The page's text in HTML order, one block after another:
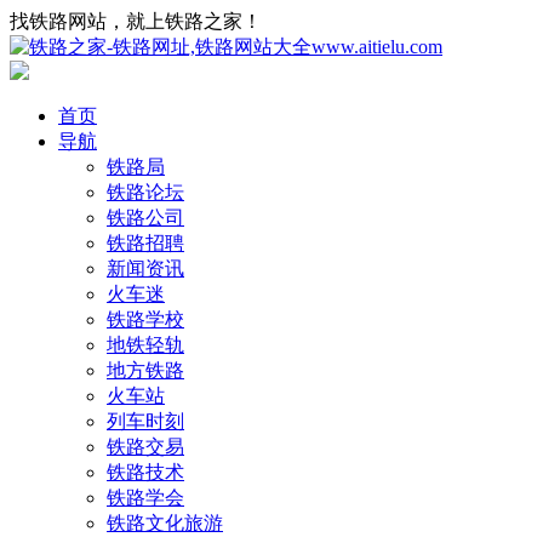
找铁路网站，就上铁路之家！
首页
导航
铁路局
铁路论坛
铁路公司
铁路招聘
新闻资讯
火车迷
铁路学校
地铁轻轨
地方铁路
火车站
列车时刻
铁路交易
铁路技术
铁路学会
铁路文化旅游